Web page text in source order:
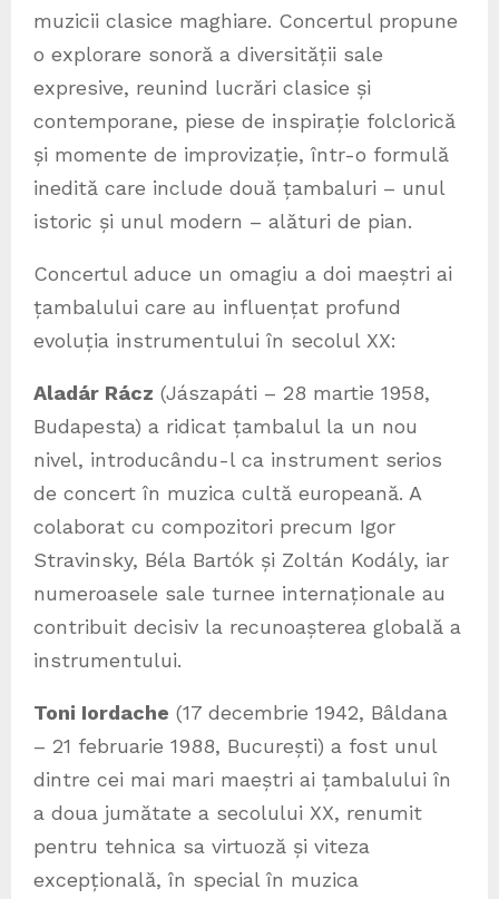
muzicii clasice maghiare. Concertul propune
o explorare sonoră a diversității sale
expresive, reunind lucrări clasice și
contemporane, piese de inspirație folclorică
și momente de improvizație, într-o formulă
inedită care include două țambaluri – unul
istoric și unul modern – alături de pian.
Concertul aduce un omagiu a doi maeștri ai
țambalului care au influențat profund
evoluția instrumentului în secolul XX:
Aladár Rácz (Jászapáti – 28 martie 1958,
Budapesta) a ridicat țambalul la un nou
nivel, introducându-l ca instrument serios
de concert în muzica cultă europeană. A
colaborat cu compozitori precum Igor
Stravinsky, Béla Bartók și Zoltán Kodály, iar
numeroasele sale turnee internaționale au
contribuit decisiv la recunoașterea globală a
instrumentului.
Toni Iordache (17 decembrie 1942, Bâldana
– 21 februarie 1988, București) a fost unul
dintre cei mai mari maeștri ai țambalului în
a doua jumătate a secolului XX, renumit
pentru tehnica sa virtuoză și viteza
excepțională, în special în muzica